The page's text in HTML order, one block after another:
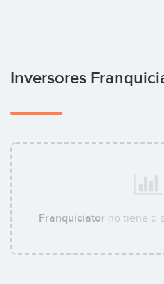
Inversores
Franquiciator no tiene a